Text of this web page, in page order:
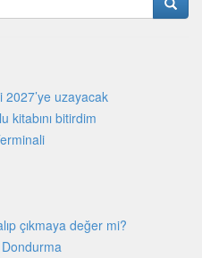
uzayacak
kitabını bitirdim
çıkmaya değer mi?